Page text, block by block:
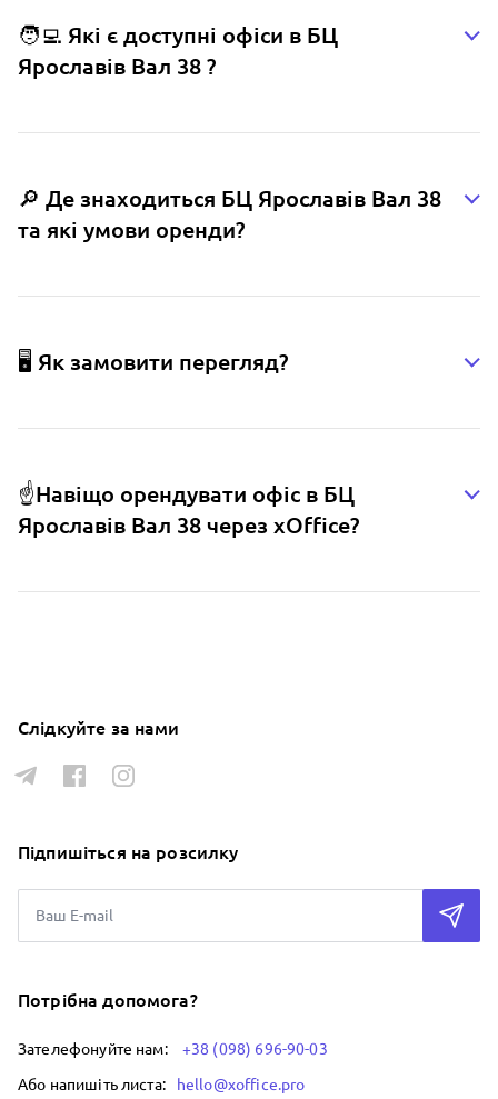
🧑‍💻 Які є доступні офіси в БЦ
Ярославів Вал 38 ?
🔎 Де знаходиться БЦ Ярославів Вал 38
та які умови оренди?
🖥️ Як замовити перегляд?
☝️Навіщо орендувати офіс в БЦ
Ярославів Вал 38 через xOffice?
Слідкуйте за нами
Підпишіться на розсилку
Потрібна допомога?
Зателефонуйте нам:
+38 (098) 696-90-03
Або напишіть листа:
hello@xoffice.pro